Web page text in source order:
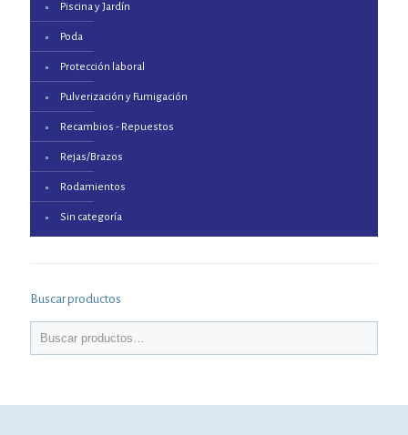
Piscina y Jardín
Poda
Protección laboral
Pulverización y Fumigación
Recambios - Repuestos
Rejas/Brazos
Rodamientos
Sin categoría
Buscar productos